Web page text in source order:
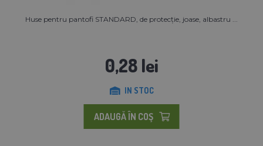
Huse pentru pantofi STANDARD, de protecție, joase, albastru ...
0,28 lei
IN STOC
ADAUGĂ ÎN COŞ